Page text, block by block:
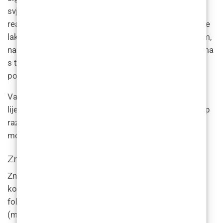
svjetlijom kožom i tamnijim dlakama obično najbolje
reagiraju na lasersko uklanjanje dlačica, jer laser može
lako razlikovati tamne dlake od svijetle kože. Međutim,
napredak u laserskoj tehnologiji omogućio je osobama
s tamnijim tonovima kože sigurno i učinkovito
podvrgavanje laserskom uklanjanju dlaka.
Važno je odabrati praktičara koji ima iskustva u
liječenju osoba s različitim tipovima kože i ima pristup
različitim vrstama lasera kako bi se osigurali najbolji
mogući rezultati.
Znanost o laserskom uklanjanju dlačica
Znanost iza laserskog uklanjanja dlaka uključuje
korištenje koncentrirane zrake svjetlosti koja cilja na
folikule dlačica. Lasersku energiju apsorbira pigment
(melanin) u folikuli dlake, zagrijava je i uništava. Ovaj